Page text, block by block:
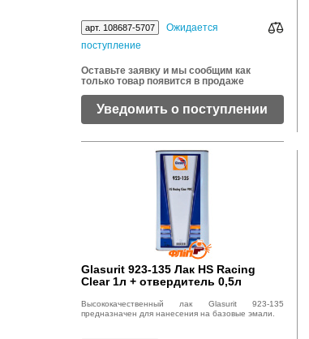
арт. 108687-5707
Ожидается
поступление
Оставьте заявку и мы сообщим как
только товар появится в продаже
Уведомить о поступлении
Glasurit 923-135 Лак HS Racing
Clear 1л + отвердитель 0,5л
Высококачественный лак Glasurit 923-135
предназначен для нанесения на базовые эмали.